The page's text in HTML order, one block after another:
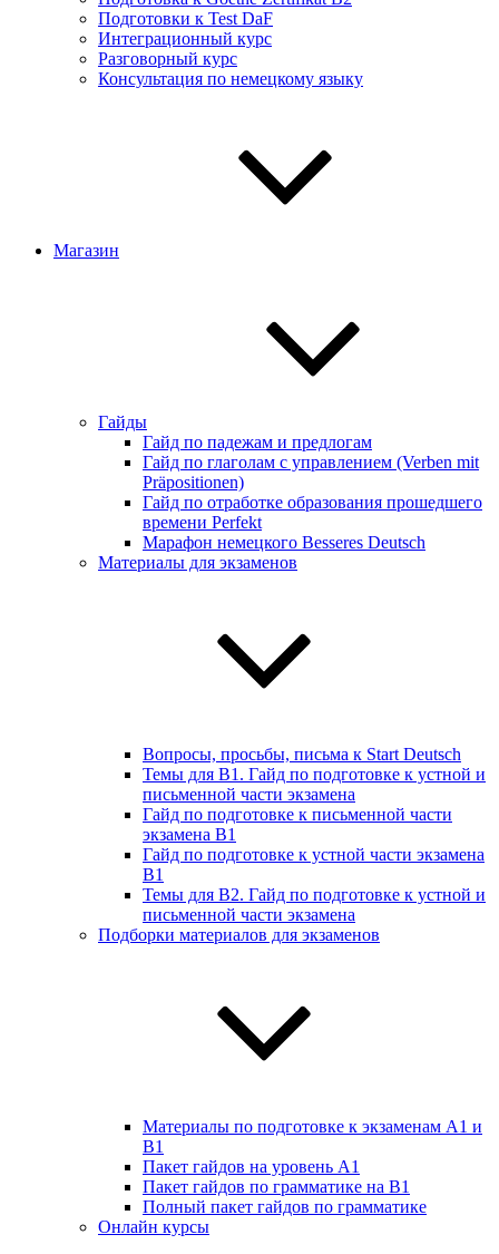
Подготовки к Test DaF
Интеграционный курс
Разговорный курс
Консультация по немецкому языку
Магазин
Гайды
Гайд по падежам и предлогам
Гайд по глаголам с управлением (Verben mit
Präpositionen)
Гайд по отработке образования прошедшего
времени Perfekt
Марафон немецкого Besseres Deutsch
Материалы для экзаменов
Вопросы, просьбы, письма к Start Deutsch
Темы для B1. Гайд по подготовке к устной и
письменной части экзамена
Гайд по подготовке к письменной части
экзамена B1
Гайд по подготовке к устной части экзамена
B1
Темы для B2. Гайд по подготовке к устной и
письменной части экзамена
Подборки материалов для экзаменов
Материалы по подготовке к экзаменам А1 и
B1
Пакет гайдов на уровень A1
Пакет гайдов по грамматике на B1
Полный пакет гайдов по грамматике
Онлайн курсы